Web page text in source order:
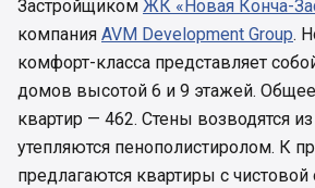
Застройщиком ЖК «Новая Конча-
компания AVM Development Group.
комфорт-класса представляет
домов высотой 6 и 9 этажей.
квартир — 462. Стены возводятся
утепляются пенополистиролом. К
предлагаются квартиры с чистовой